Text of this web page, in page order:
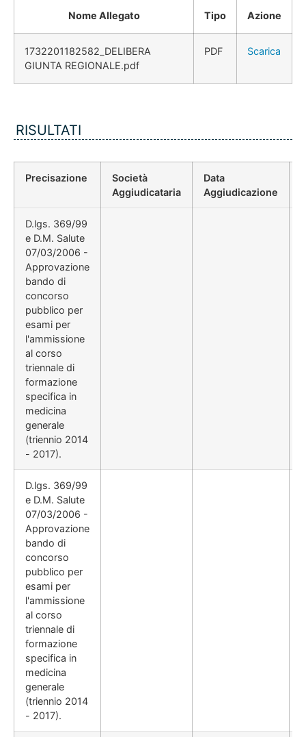
Nome Allegato Tipo Azione
1732201182582_DELIBERA
GIUNTA REGIONALE.pdf
PDF Scarica
RISULTATI
Precisazione
Società
Aggiudicataria
Data
Aggiudicazione
D.lgs. 369/99
e D.M. Salute
07/03/2006 -
Approvazione
bando di
concorso
pubblico per
esami per
l'ammissione
al corso
triennale di
formazione
specifica in
medicina
generale
(triennio 2014
- 2017).
D.lgs. 369/99
e D.M. Salute
07/03/2006 -
Approvazione
bando di
concorso
pubblico per
esami per
l'ammissione
al corso
triennale di
formazione
specifica in
medicina
generale
(triennio 2014
- 2017).